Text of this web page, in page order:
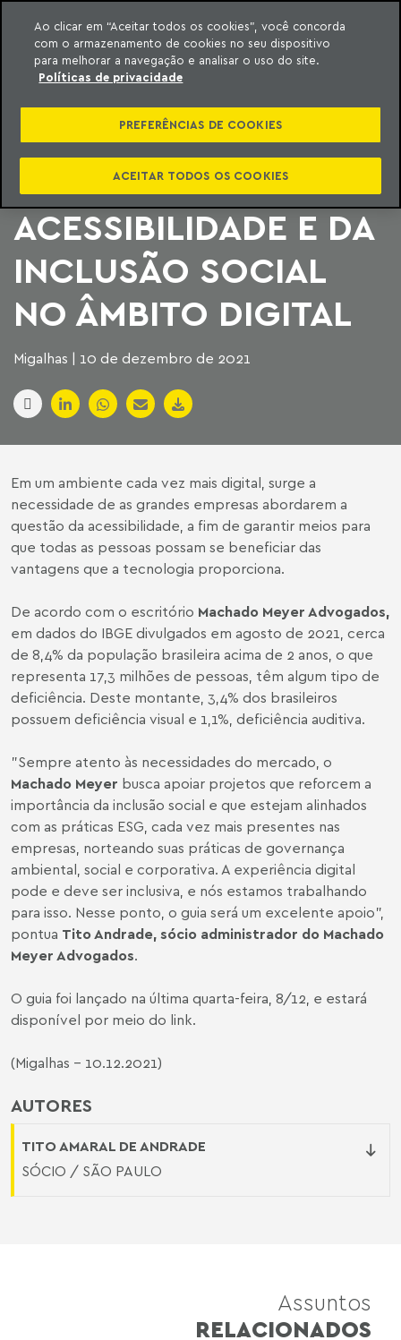
o conteúdo
Machado Meyer
MANUAL RECÉM
LANÇADO REFORÇA A
IMPORTÂNCIA DA
ACESSIBILIDADE E DA
INCLUSÃO SOCIAL
NO ÂMBITO DIGITAL
Migalhas | 10 de dezembro de 2021
AUTORES
TITO AMARAL DE ANDRADE
SÓCIO / SÃO PAULO
Em um ambiente cada vez mais digital, surge a
necessidade de as grandes empresas abordarem a
questão da acessibilidade, a fim de garantir meios para
que todas as pessoas possam se beneficiar das
vantagens que a tecnologia proporciona.
De acordo com o escritório Machado Meyer Advogados,
em dados do IBGE divulgados em agosto de 2021, cerca
de 8,4% da população brasileira acima de 2 anos, o que
representa 17,3 milhões de pessoas, têm algum tipo de
deficiência. Deste montante, 3,4% dos brasileiros
possuem deficiência visual e 1,1%, deficiência auditiva.
"Sempre atento às necessidades do mercado, o
Machado Meyer busca apoiar projetos que reforcem a
importância da inclusão social e que estejam alinhados
com as práticas ESG, cada vez mais presentes nas
empresas, norteando suas práticas de governança
ambiental, social e corporativa. A experiência digital
pode e deve ser inclusiva, e nós estamos trabalhando
para isso. Nesse ponto, o guia será um excelente apoio",
pontua Tito Andrade, sócio administrador do Machado
Meyer Advogados.
O guia foi lançado na última quarta-feira, 8/12, e estará
disponível por meio do link.
(Migalhas - 10.12.2021)
Assuntos
RELACIONADOS
Ao clicar em “Aceitar todos os cookies”, você concorda
com o armazenamento de cookies no seu dispositivo
para melhorar a navegação e analisar o uso do site.
Políticas de privacidade
PREFERÊNCIAS DE COOKIES
ACEITAR TODOS OS COOKIES